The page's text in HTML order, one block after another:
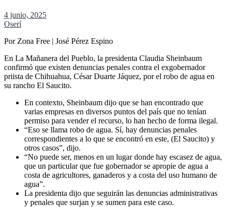
4 junio, 2025
Oserí
Por Zona Free | José Pérez Espino
En La Mañanera del Pueblo, la presidenta Claudia Sheinbaum
confirmó que existen denuncias penales contra el exgobernador
priista de Chihuahua, César Duarte Jáquez, por el robo de agua en
su rancho El Saucito.
En contexto, Sheinbaum dijo que se han encontrado que
varias empresas en diversos puntos del país que no tenían
permiso para vender el recurso, lo han hecho de forma ilegal.
“Eso se llama robo de agua. Sí, hay denuncias penales
correspondientes a lo que se encontró en este, (El Saucito) y
otros casos”, dijo.
“No puede ser, menos en un lugar donde hay escasez de agua,
que un particular que fue gobernador se apropie de agua a
costa de agricultores, ganaderos y a costa del uso humano de
agua”.
La presidenta dijo que seguirán las denuncias administrativas
y penales que surjan y se sumen para este caso.